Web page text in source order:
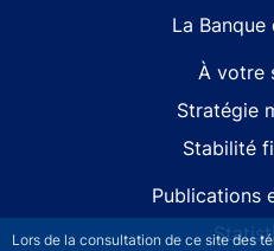
Lors de la consultation de ce site des
La Banque
À votre
Stratégie
Stabilité
Publications